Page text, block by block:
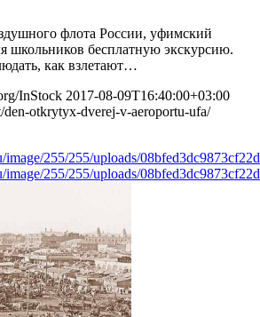
флота России, уфимский
школьников бесплатную экскурсию.
как взлетают…
InStock 2017-08-09T16:40:00+03:00
den-otkrytyx-dverej-v-aeroportu-ufa/
image/255/255/uploads/
image/255/255/uploads/